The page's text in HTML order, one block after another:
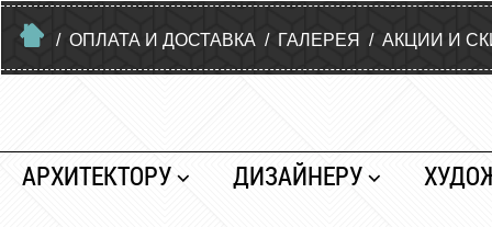
/ ОПЛАТА И ДОСТАВКА / ГАЛЕРЕЯ / АКЦИИ И
АРХИТЕКТОРУ ДИЗАЙНЕРУ